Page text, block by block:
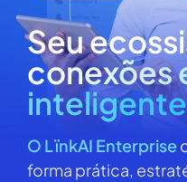
Seu
conexões
O LïnkAI Enterprise
forma prática,